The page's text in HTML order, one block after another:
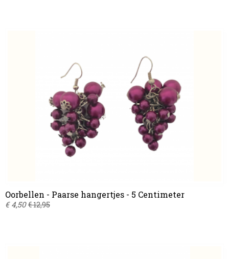
Oorbellen - Paarse hangertjes - 5 Centimeter
€ 4,50 € 12,95